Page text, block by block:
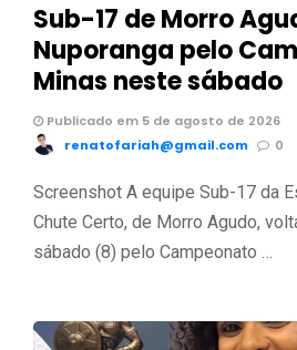
Sub-17 de Morro
Nuporanga pelo
Minas neste sábado
Publicado em 5 de agosto de 2026
renatofariah@gmail.com
0
Screenshot A equipe Sub-17 da
Chute Certo, de Morro Agudo,
sábado (8) pelo Campeonato …